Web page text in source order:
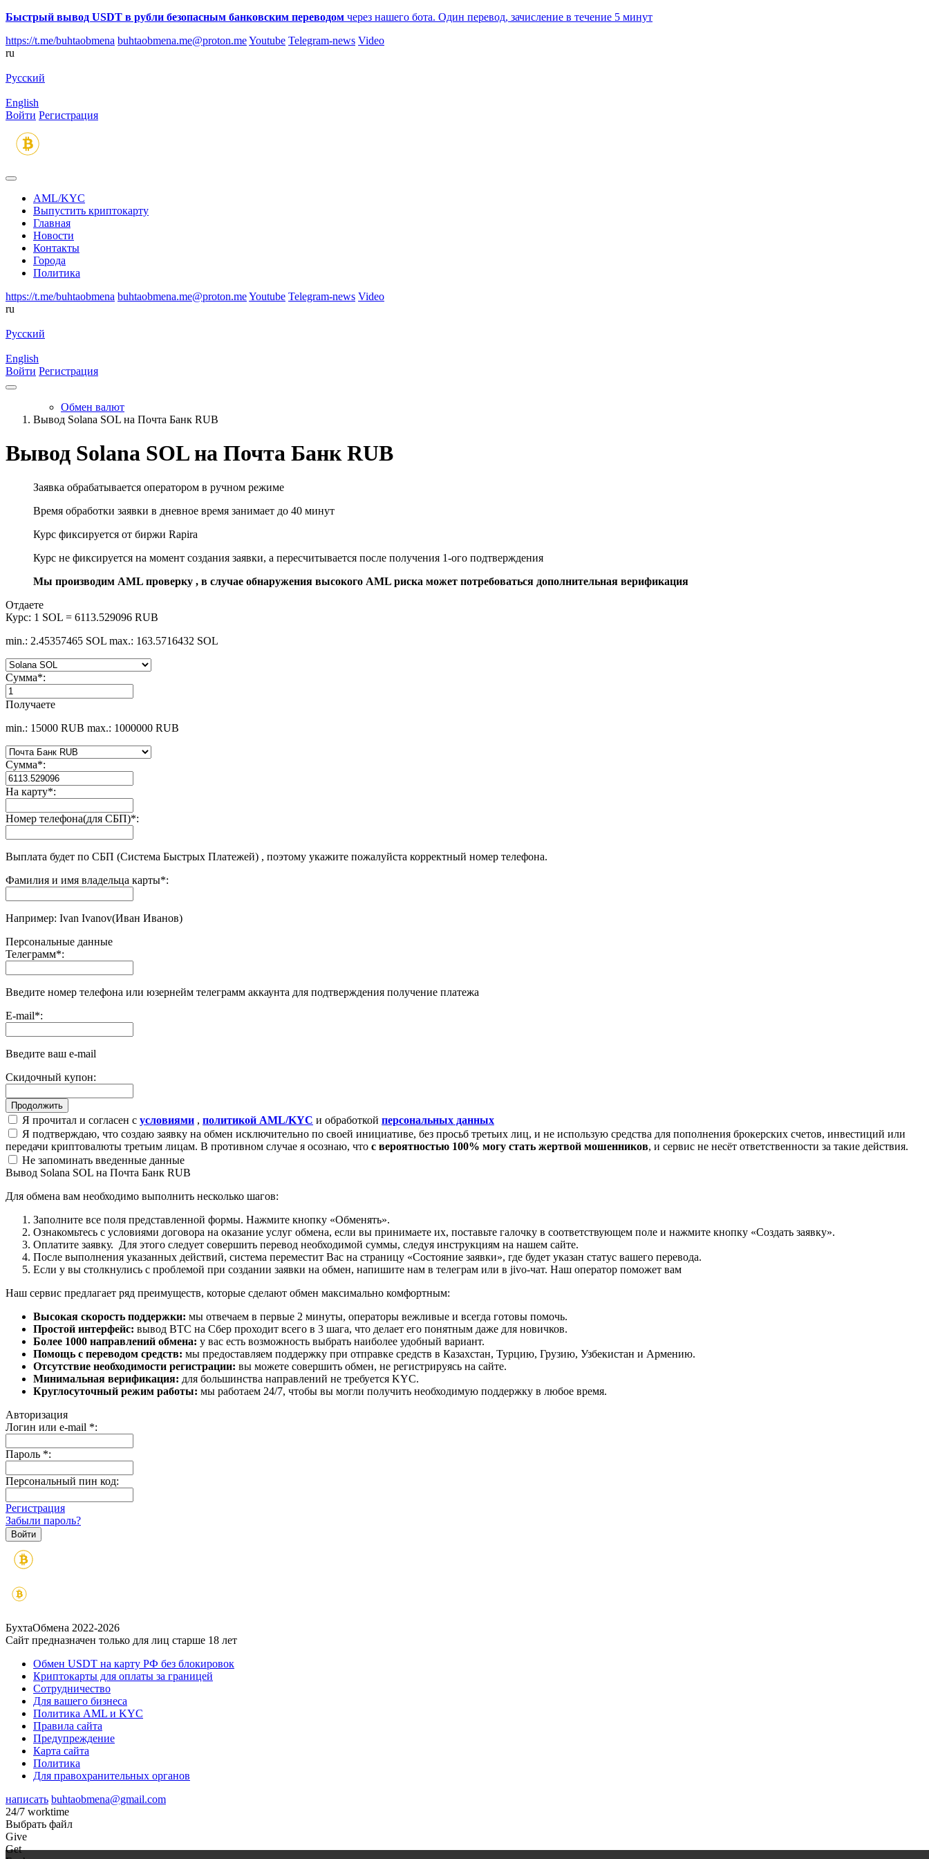
Быстрый вывод USDT в рубли безопасным банковским переводом через нашего бота. Один перевод, зачисление в течение 5 минут
https://t.me/buhtaobmena buhtaobmena.me@proton.meYoutube Telegram-news Video
ru
Русский
English
Войти Регистрация
AML/KYC
Выпустить криптокарту
Главная
Новости
Контакты
Города
Политика
https://t.me/buhtaobmena buhtaobmena.me@proton.meYoutube Telegram-news Video
ru
Русский
English
Войти Регистрация
Обмен валют
Вывод Solana SOL на Почта Банк RUB
Вывод Solana SOL на Почта Банк RUB
Заявка обрабатывается оператором в ручном режиме
Время обработки заявки в дневное время занимает до 40 минут
Курс фиксируется от биржи Rapira
Курс не фиксируется на момент создания заявки, а пересчитывается после получения 1-ого подтверждения
Мы производим AML проверку , в случае обнаружения высокого AML риска может потребоваться дополнительная верификация
Отдаете
Курс: 1 SOL = 6113.529096 RUB
min.: 2.45357465 SOL max.: 163.5716432 SOL
Сумма*:
Получаете
min.: 15000 RUB max.: 1000000 RUB
Сумма*:
На карту*:
Номер телефона(для СБП)*:
Выплата будет по СБП (Система Быстрых Платежей) , поэтому укажите пожалуйста корректный номер телефона.
Фамилия и имя владельца карты*:
Например: Ivan Ivanov(Иван Иванов)
Персональные данные
Телеграмм*:
Введите номер телефона или юзернейм телеграмм аккаунта для подтверждения получение платежа
E-mail*:
Введите ваш e-mail
Скидочный купон:
Я прочитал и согласен с условиями , политикой AML/KYC и обработкой персональных данных
Я подтверждаю, что создаю заявку на обмен исключительно по своей инициативе, без просьб третьих лиц, и не использую средства для пополнения брокерских счетов, инвестиций или
передачи криптовалюты третьим лицам. В противном случае я осознаю, что с вероятностью 100% могу стать жертвой мошенников, и сервис не несёт ответственности за такие действия.
Не запоминать введенные данные
Вывод Solana SOL на Почта Банк RUB
Для обмена вам необходимо выполнить несколько шагов:
Заполните все поля представленной формы. Нажмите кнопку «Обменять».
Ознакомьтесь с условиями договора на оказание услуг обмена, если вы принимаете их, поставьте галочку в соответствующем поле и нажмите кнопку «Создать заявку».
Оплатите заявку. Для этого следует совершить перевод необходимой суммы, следуя инструкциям на нашем сайте.
После выполнения указанных действий, система переместит Вас на страницу «Состояние заявки», где будет указан статус вашего перевода.
Если у вы столкнулись с проблемой при создании заявки на обмен, напишите нам в телеграм или в jivo-чат. Наш оператор поможет вам
Наш сервис предлагает ряд преимуществ, которые сделают обмен максимально комфортным:
Высокая скорость поддержки: мы отвечаем в первые 2 минуты, операторы вежливые и всегда готовы помочь.
Простой интерфейс: вывод BTC на Сбер проходит всего в 3 шага, что делает его понятным даже для новичков.
Более 1000 направлений обмена: у вас есть возможность выбрать наиболее удобный вариант.
Помощь с переводом средств: мы предоставляем поддержку при отправке средств в Казахстан, Турцию, Грузию, Узбекистан и Армению.
Отсутствие необходимости регистрации: вы можете совершить обмен, не регистрируясь на сайте.
Минимальная верификация: для большинства направлений не требуется KYC.
Круглосуточный режим работы: мы работаем 24/7, чтобы вы могли получить необходимую поддержку в любое время.
Авторизация
Логин или e-mail *:
Пароль *:
Персональный пин код:
Регистрация
Забыли пароль?
БухтаОбмена 2022-2026
Сайт предназначен только для лиц старше 18 лет
Обмен USDT на карту РФ без блокировок
Криптокарты для оплаты за границей
Сотрудничество
Для вашего бизнеса
Политика AML и KYC
Правила сайта
Предупреждение
Карта сайта
Политика
Для правохранительных органов
написать buhtaobmena@gmail.com
24/7 worktime
Выбрать файл
Give
Get